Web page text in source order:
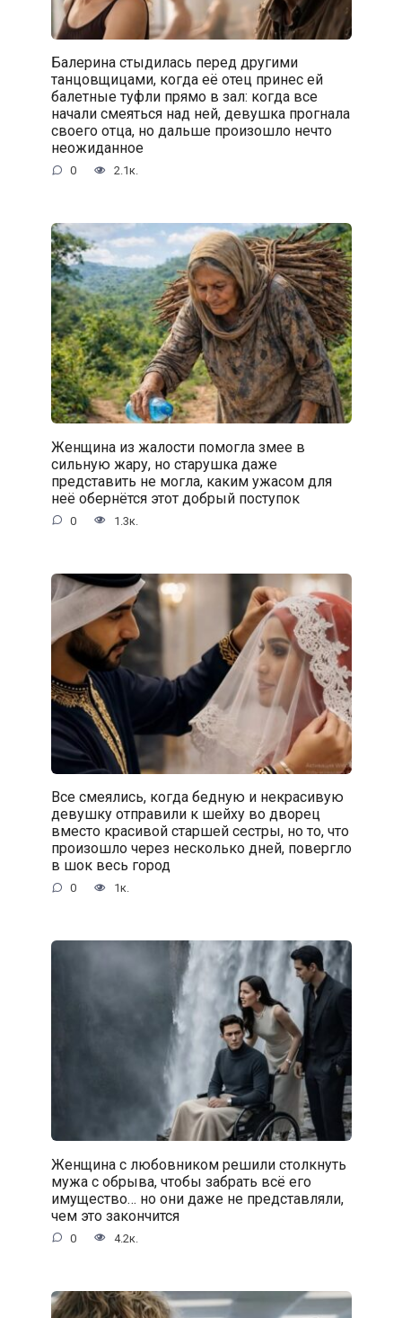
Балерина стыдилась перед другими
танцовщицами, когда её отец принес ей
балетные туфли прямо в зал: когда все
начали смеяться над ней, девушка прогнала
своего отца, но дальше произошло нечто
неожиданное
0 2.1к.
Женщина из жалости помогла змее в
сильную жару, но старушка даже
представить не могла, каким ужасом для
неё обернётся этот добрый поступок
0 1.3к.
Все смеялись, когда бедную и некрасивую
девушку отправили к шейху во дворец
вместо красивой старшей сестры, но то, что
произошло через несколько дней, повергло
в шок весь город
0 1к.
Женщина с любовником решили столкнуть
мужа с обрыва, чтобы забрать всё его
имущество… но они даже не представляли,
чем это закончится
0 4.2к.